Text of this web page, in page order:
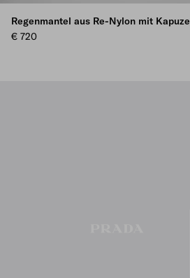
Regenmantel aus Re-Nylon mit Kapuze
€ 720